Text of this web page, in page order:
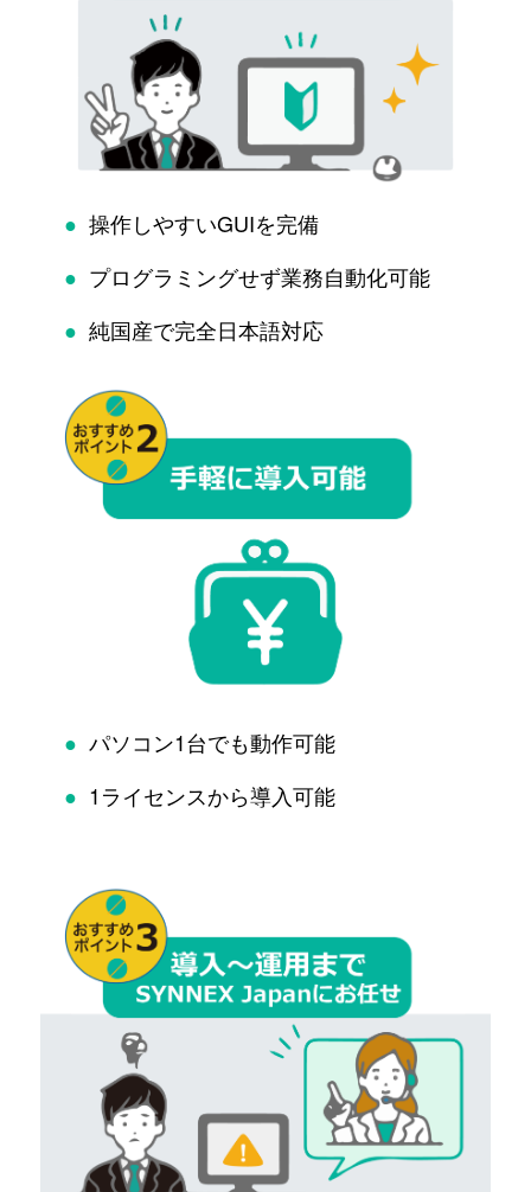
● 操作しやすいGUIを完備
● プログラミングせず業務自動化可能
● 純国産で完全日本語対応
● パソコン1台でも動作可能
● 1ライセンスから導入可能